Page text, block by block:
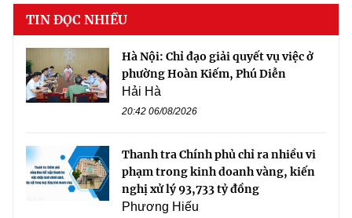
TIN ĐỌC NHIỀU
Hà Nội: Chỉ đạo giải quyết vụ việc ở
phường Hoàn Kiếm, Phú Diễn
Hải Hà
20:42 06/08/2026
Thanh tra Chính phủ chỉ ra nhiều vi
phạm trong kinh doanh vàng, kiến
nghị xử lý 93,733 tỷ đồng
Phương Hiếu